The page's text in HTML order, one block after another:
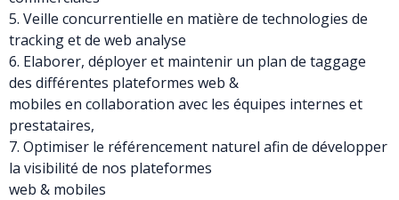
5. Veille concurrentielle en matière de technologies de
tracking et de web analyse
6. Elaborer, déployer et maintenir un plan de taggage
des différentes plateformes web &
mobiles en collaboration avec les équipes internes et
prestataires,
7. Optimiser le référencement naturel afin de développer
la visibilité de nos plateformes
web & mobiles